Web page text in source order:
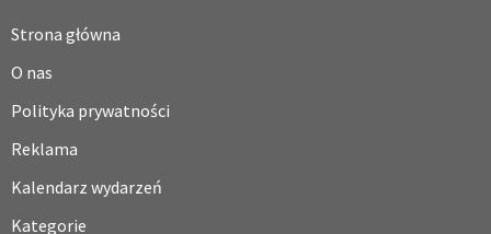
Strona główna
O nas
Polityka prywatności
Reklama
Kalendarz wydarzeń
Kategorie